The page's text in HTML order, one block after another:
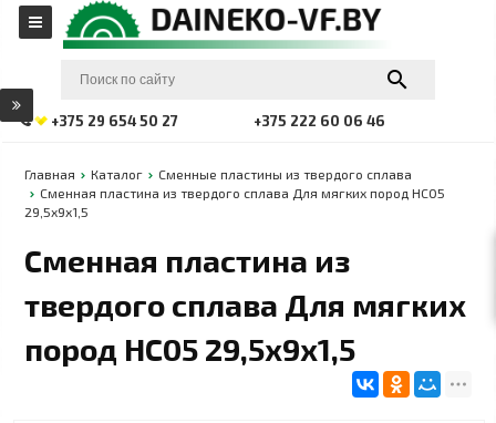
+375 29 654 50 27 +375 222 60 06 46
Главная Каталог
Сменные пластины из твердого сплава
Сменная пластина из твердого сплава Для мягких пород НС05
29,5х9х1,5
Сменная пластина из
твердого сплава Для мягких
пород НС05 29,5х9х1,5